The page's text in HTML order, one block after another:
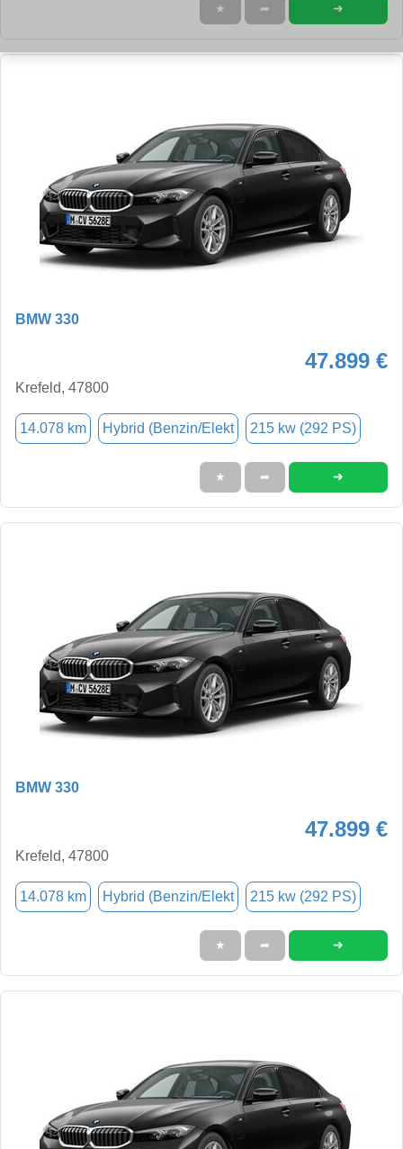
★ ➦ ➜
BMW 330
47.899 €
Krefeld, 47800
14.078 km Hybrid (Benzin/Elekt 215 kw (292 PS)
★ ➦ ➜
BMW 330
47.899 €
Krefeld, 47800
14.078 km Hybrid (Benzin/Elekt 215 kw (292 PS)
★ ➦ ➜